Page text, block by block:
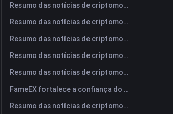
Resumo das notícias de criptomoedas da FameEX hoje | 4 de agosto de 2026
Resumo das notícias de criptomoedas da FameEX hoje | 3 de agosto de 2026
Resumo das notícias de criptomoedas da FameEX hoje | 31 de julho de 2026
Resumo das notícias de criptomoedas da FameEX hoje | 30 de julho de 2026
Resumo das notícias de criptomoedas da FameEX hoje | 29 de julho de 2026
FameEX fortalece a confiança do usuário por meio de oito anos de operações estáveis ​​e crescimento global
Resumo das notícias de criptomoedas da FameEX hoje | 28 de julho de 2026